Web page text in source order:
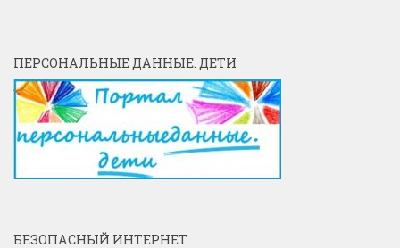
ПЕРСОНАЛЬНЫЕ ДАННЫЕ. ДЕТИ
БЕЗОПАСНЫЙ ИНТЕРНЕТ